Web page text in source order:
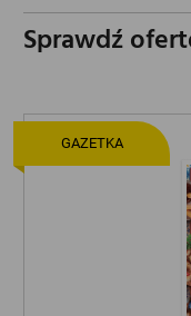
Sprawdź
GAZETKA